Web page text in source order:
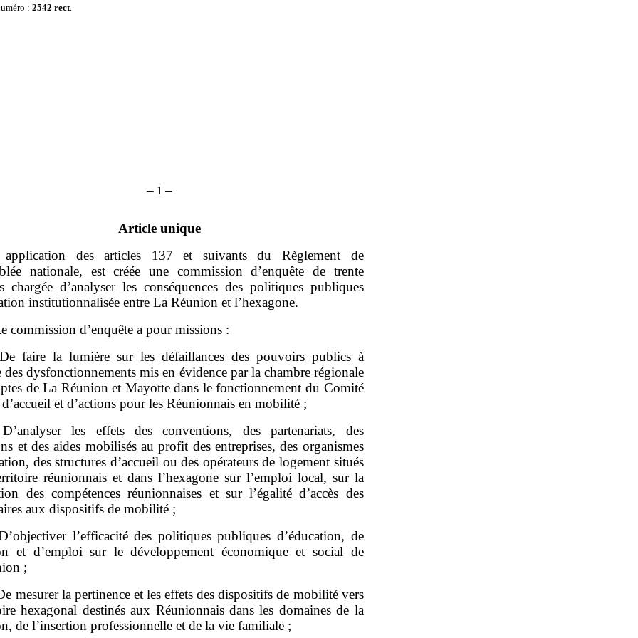
:2542 rect
– 1 –
Article unique
des articles 137 et suivants du Règlement de
nationale, est créée une commission d’enquête de trente
chargée d’analyser les conséquences des politiques publiques
institutionnalisée entre La Réunion et l’hexagone.
commission d’enquête a pour missions :
faire la lumière sur les défaillances des pouvoirs publics à
des dysfonctionnements mis en évidence par la chambre régionale
de La Réunion et Mayotte dans le fonctionnement du Comité
et d’actions pour les Réunionnais en mobilité ;
les effets des conventions, des partenariats, des
et des aides mobilisés au profit des entreprises, des organismes
des structures d’accueil ou des opérateurs de logement situés
réunionnais et dans l’hexagone sur l’emploi local, sur la
des compétences réunionnaises et sur l’égalité d’accès des
aux dispositifs de mobilité ;
l’efficacité des politiques publiques d’éducation, de
et d’emploi sur le développement économique et social de
;
mesurer la pertinence et les effets des dispositifs de mobilité vers
hexagonal destinés aux Réunionnais dans les domaines de la
de l’insertion professionnelle et de la vie familiale ;